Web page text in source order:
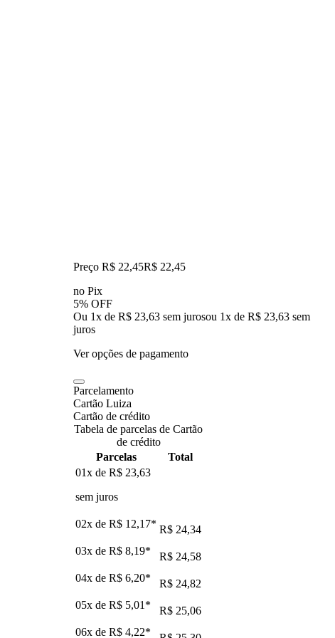
Preço R$ 22,45R$ 22,45
no Pix
5% OFF
Ou 1x de R$ 23,63 sem jurosou 1x de R$ 23,63 sem
juros
Ver opções de pagamento
Parcelamento
Cartão Luiza
Cartão de crédito
Tabela de parcelas de Cartão
de crédito
Parcelas
Total
01x de R$ 23,63
sem juros
02x de R$ 12,17* R$ 24,34
03x de R$ 8,19*
R$ 24,58
04x de R$ 6,20*
R$ 24,82
05x de R$ 5,01 *
R$ 25,06
06x de R$ 4,22*